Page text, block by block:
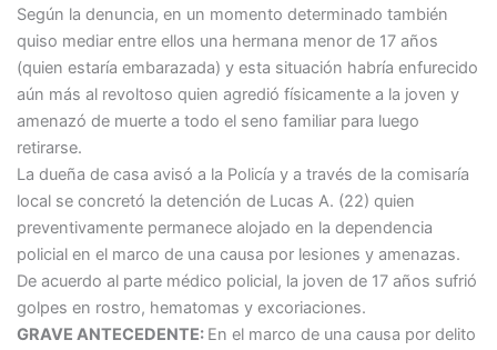
Según la denuncia, en un momento determinado también
quiso mediar entre ellos una hermana menor de 17 años
(quien estaría embarazada) y esta situación habría enfurecido
aún más al revoltoso quien agredió físicamente a la joven y
amenazó de muerte a todo el seno familiar para luego
retirarse.
La dueña de casa avisó a la Policía y a través de la comisaría
local se concretó la detención de Lucas A. (22) quien
preventivamente permanece alojado en la dependencia
policial en el marco de una causa por lesiones y amenazas.
De acuerdo al parte médico policial, la joven de 17 años sufrió
golpes en rostro, hematomas y excoriaciones.
GRAVE ANTECEDENTE: En el marco de una causa por delito